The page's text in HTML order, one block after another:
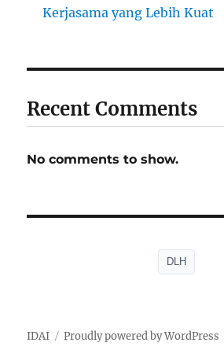
Kerjasama yang Lebih Kuat
Recent Comments
No comments to show.
DLH
IDAI Proudly powered by WordPress